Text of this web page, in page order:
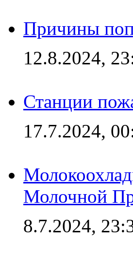
Причины
12.8.2024,
Станции
17.7.2024,
Молочной
8.7.2024,